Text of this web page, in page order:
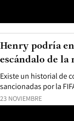
23 NOVIEMBRE
Existe un historial de
sancionadas por la
Henry podría
escándalo de la